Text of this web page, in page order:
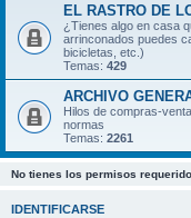
EL RASTRO DE
¿Tienes algo en casa
arrinconados puedes
bicicletas, etc.)
Temas: 429
ARCHIVO
Hilos de compras-
normas
Temas: 2261
No tienes los permisos
IDENTIFICARSE